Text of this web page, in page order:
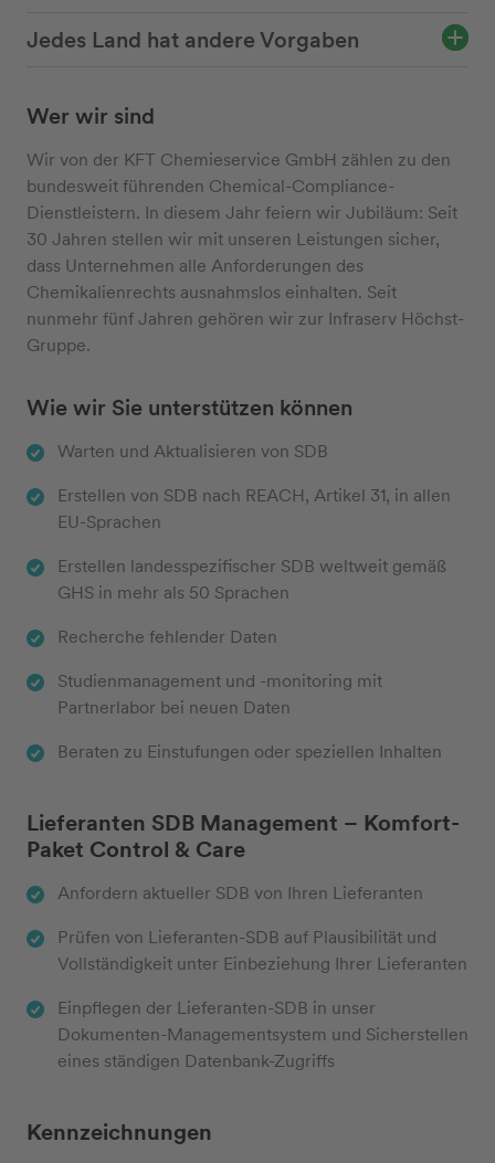
Jedes Land hat andere Vorgaben
Wer wir sind
Wir von der KFT Chemieservice GmbH zählen zu den
bundesweit führenden Chemical-Compliance-
Dienstleistern. In diesem Jahr feiern wir Jubiläum: Seit
30 Jahren stellen wir mit unseren Leistungen sicher,
dass Unternehmen alle Anforderungen des
Chemikalienrechts ausnahmslos einhalten. Seit
nunmehr fünf Jahren gehören wir zur Infraserv Höchst-
Gruppe.
Wie wir Sie unterstützen können
Warten und Aktualisieren von SDB
Erstellen von SDB nach REACH, Artikel 31, in allen
EU-Sprachen
Erstellen landesspezifischer SDB weltweit gemäß
GHS in mehr als 50 Sprachen
Recherche fehlender Daten
Studienmanagement und -monitoring mit
Partnerlabor bei neuen Daten
Beraten zu Einstufungen oder speziellen Inhalten
Lieferanten SDB Management – Komfort-
Paket Control & Care
Anfordern aktueller SDB von Ihren Lieferanten
Prüfen von Lieferanten-SDB auf Plausibilität und
Vollständigkeit unter Einbeziehung Ihrer Lieferanten
Einpflegen der Lieferanten-SDB in unser
Dokumenten-Managementsystem und Sicherstellen
eines ständigen Datenbank-Zugriffs
Kennzeichnungen